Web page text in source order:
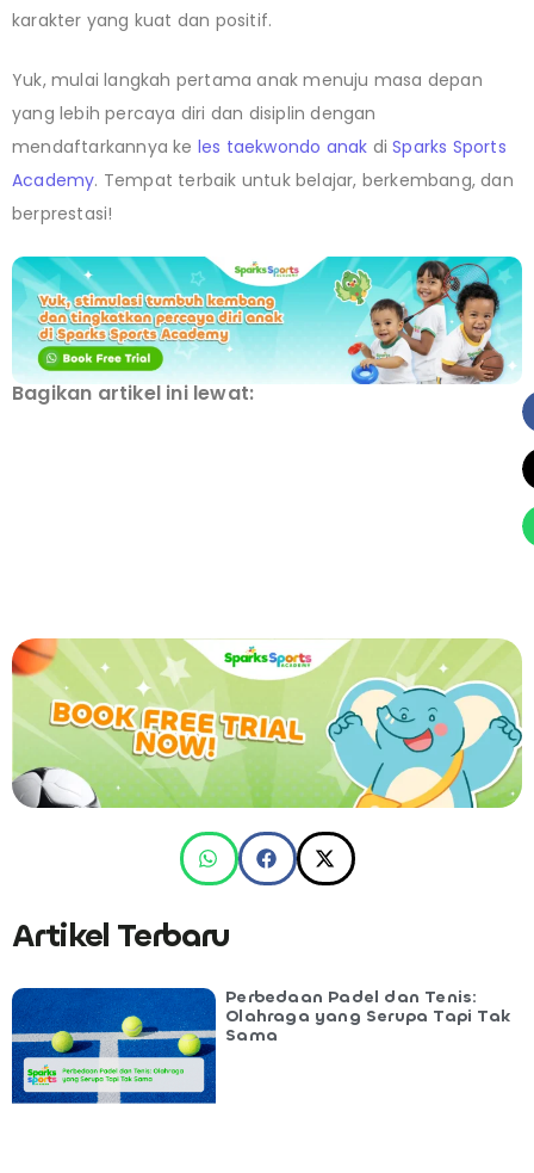
karakter yang kuat dan positif.
Yuk, mulai langkah pertama anak menuju masa depan
yang lebih percaya diri dan disiplin dengan
mendaftarkannya ke les taekwondo anak diSparks Sports
Academy. Tempat terbaik untuk belajar, berkembang, dan
berprestasi!
Bagikan artikel ini lewat:
Artikel Terbaru
Perbedaan Padel dan Tenis:
Olahraga yang Serupa Tapi Tak
Sama